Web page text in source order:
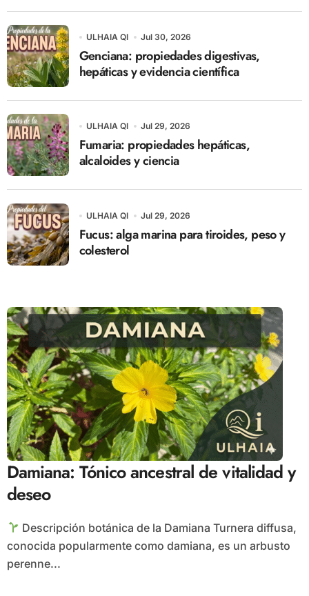
ULHAIA QI Jul 30, 2026
Genciana: propiedades digestivas,
hepáticas y evidencia científica
ULHAIA QI Jul 29, 2026
Fumaria: propiedades hepáticas,
alcaloides y ciencia
ULHAIA QI Jul 29, 2026
Fucus: alga marina para tiroides, peso y
colesterol
Damiana: Tónico ancestral de vitalidad y
deseo
Descripción botánica de la Damiana Turnera diffusa,
conocida popularmente como damiana, es un arbusto
perenne...